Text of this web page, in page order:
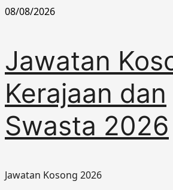
Skip
08/08/2026
Jawatan
Kerajaan dan
Swasta 2026
Jawatan Kosong 2026